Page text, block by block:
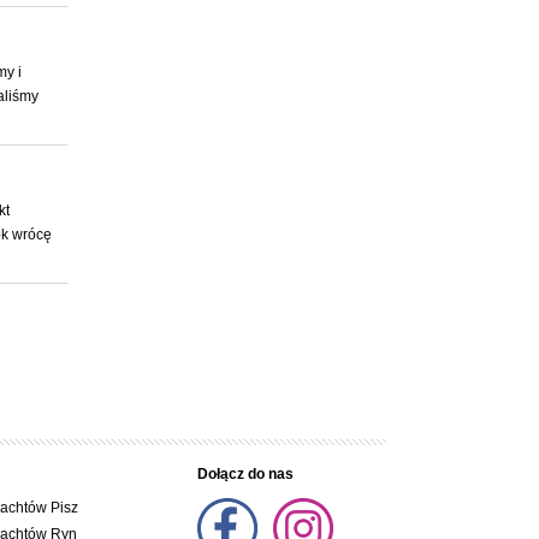
i
wrócę
Pisz
Ryn
Dołącz do nas